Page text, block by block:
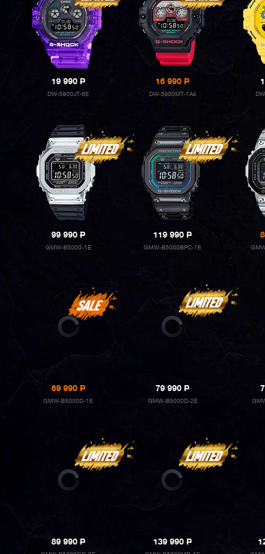
19 990P
DW-5900JT-6E
16 990P
DW-5900MT-1A4
99 990P
GMW-B5000-1E
119 990P
GMW-B5000BPC-1E
69 990P
GMW-B5000D-1E
79 990P
GMW-B5000D-2E
89 990P 139 990P